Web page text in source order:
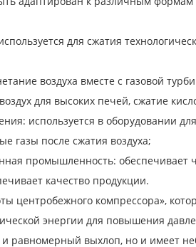
для сжатия
воздуха вместе с газовой
для высоких печей, сжатие
используется в оборудовании
газы после сжатия воздуха;
промышленность: обеспечивает
качество продукции.
центробежного компрессора»,
энергии для повышения
равномерный выхлоп, но и имеет